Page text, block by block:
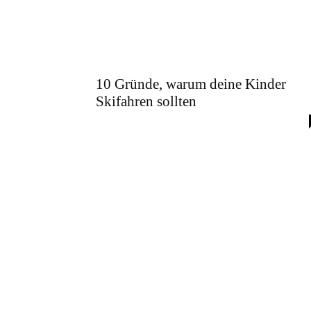
10 Gründe, warum deine Kinder
Skifahren sollten